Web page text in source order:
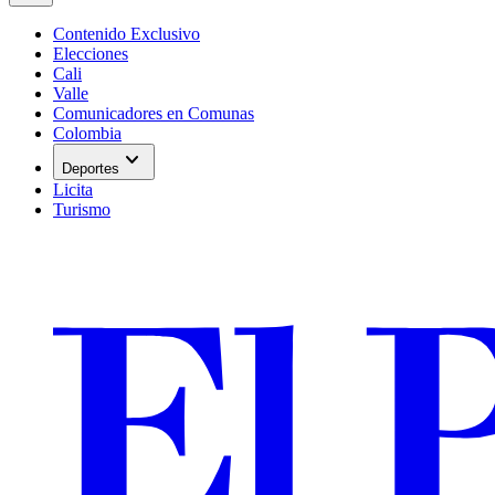
Contenido Exclusivo
Elecciones
Cali
Valle
Comunicadores en Comunas
Colombia
Deportes expand_more
Licita
Turismo